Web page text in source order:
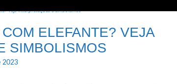
Veja interpretações e simbolismos
ELEFANTE? VEJA
SIMBOLISMOS
2023